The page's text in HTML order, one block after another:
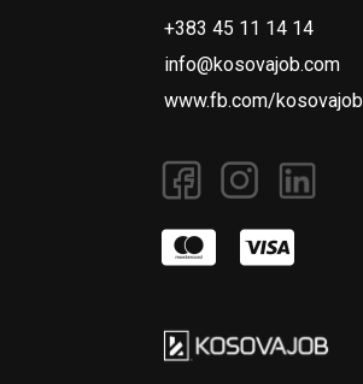
+383 45 11 14 14
info@kosovajob.com
www.fb.com/kosovajob